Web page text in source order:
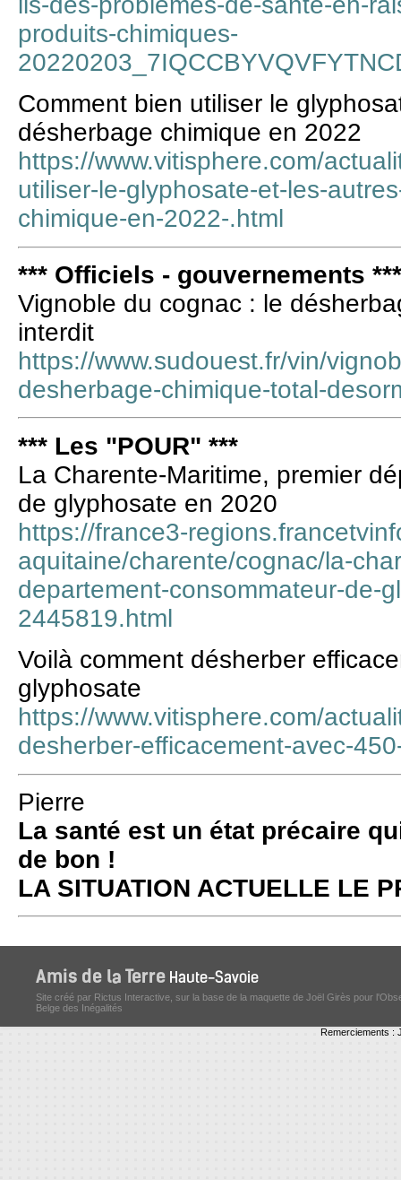
produits-chimiques-
Comment bien utiliser le
désherbage chimique en 2022
https://www.vitisphere.com/
utiliser-le-glyphosate-et-les-
chimique-en-2022-.html
*** Officiels - gouvernements ***
Vignoble du cognac : le
interdit
https://www.sudouest.fr/vin/
desherbage-chimique-total-
*** Les "POUR" ***
La Charente-Maritime, premier
de glyphosate en 2020
https://france3-
aquitaine/charente/cognac/la-
departement-consommateur-de-
2445819.html
Voilà comment désherber
glyphosate
https://www.vitisphere.com/
desherber-efficacement-avec-
Pierre
La santé est un état précaire
de bon !
LA SITUATION ACTUELLE LE
Site créé par Rictus Interactive, sur la base de la maquette de Joël Girès pour
Belge des Inégalités
Remerciements :